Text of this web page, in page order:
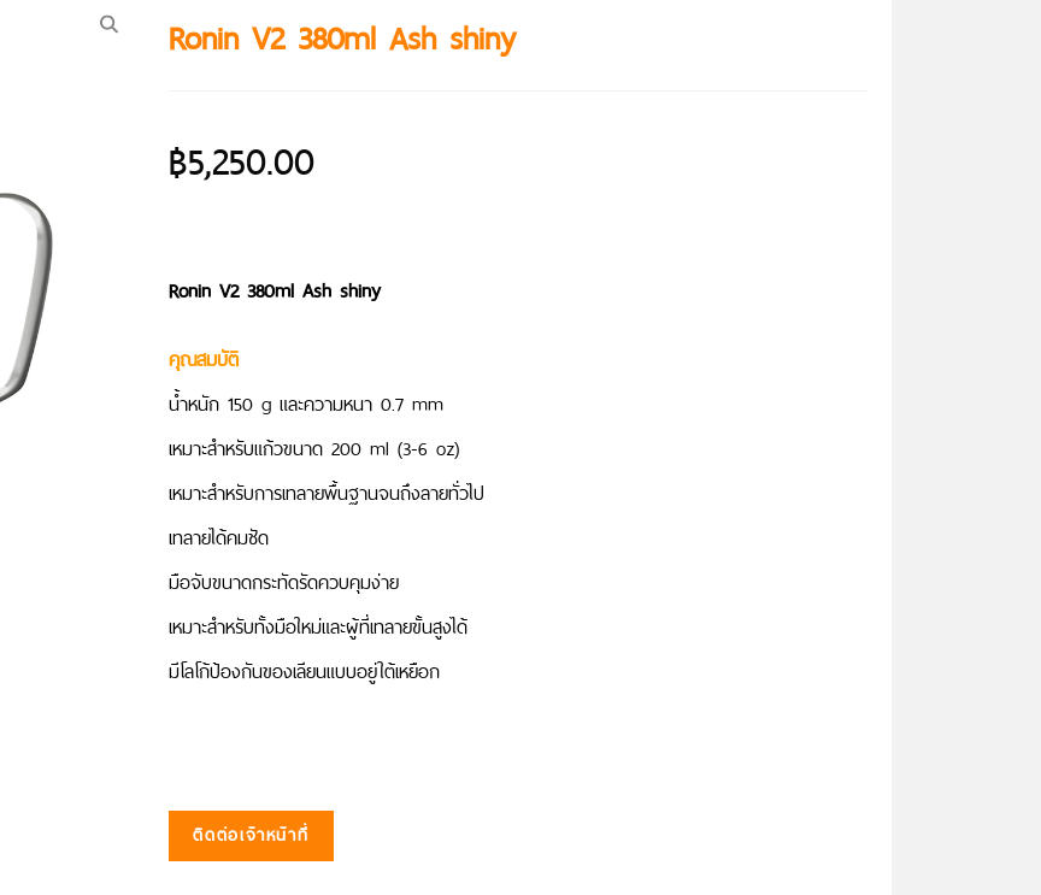
Ronin V2 380ml Ash shiny
฿5,250.00
Ronin V2 380ml Ash shiny
คุณสมบัติ
น้ำหนัก 150 g และความหนา 0.7 mm
เหมาะสำหรับแก้วขนาด 200 ml (3-6 oz)
เหมาะสำหรับการเทลายพื้นฐานจนถึงลายทั่วไป
เทลายได้คมชัด
มือจับขนาดกระทัดรัดควบคุมง่าย
เหมาะสำหรับทั้งมือใหม่และผู้ที่เทลายขั้นสูงได้
มีโลโก้ป้องกันของเลียนแบบอยู่ใต้เหยือก
ติดต่อเจ้าหน้าที่